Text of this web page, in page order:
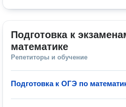
Подготовка к
математике
Репетиторы и обучение
Подготовка к ОГЭ по